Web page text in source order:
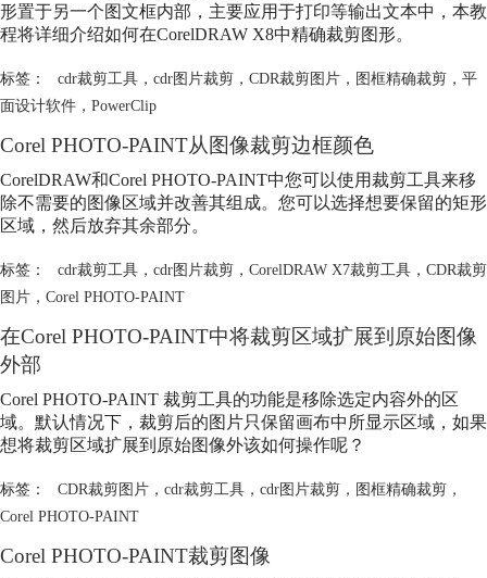
形置于另一个图文框内部，主要应用于打印等输出文本中，本教
程将详细介绍如何在CorelDRAW X8中精确裁剪图形。
标签： cdr裁剪工具， cdr图片裁剪， CDR裁剪图片， 图框精确裁剪， 平
面设计软件 ， PowerClip
Corel PHOTO-PAINT从图像裁剪边框颜色
CorelDRAW和Corel PHOTO-PAINT中您可以使用裁剪工具来移
除不需要的图像区域并改善其组成。您可以选择想要保留的矩形
区域，然后放弃其余部分。
标签： cdr裁剪工具， cdr图片裁剪， CorelDRAW X7裁剪工具， CDR裁剪
图片 ， Corel PHOTO-PAINT
在Corel PHOTO-PAINT中将裁剪区域扩展到原始图像
外部
Corel PHOTO-PAINT 裁剪工具的功能是移除选定内容外的区
域。默认情况下，裁剪后的图片只保留画布中所显示区域，如果
想将裁剪区域扩展到原始图像外该如何操作呢？
标签： CDR裁剪图片， cdr裁剪工具， cdr图片裁剪， 图框精确裁剪，
Corel PHOTO-PAINT
Corel PHOTO-PAINT裁剪图像